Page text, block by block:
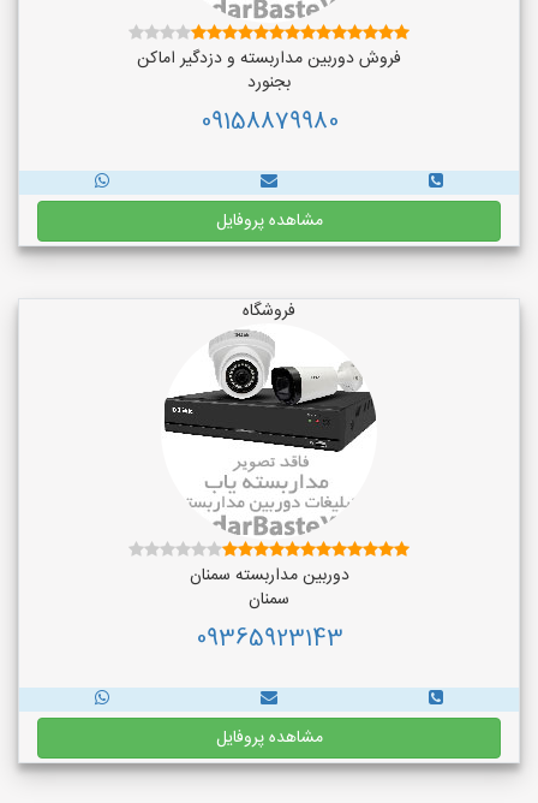
فروش دوربین مداربسته و دزدگیر اماکن
بجنورد
09158879980
مشاهده پروفایل
فروشگاه
دوربین مداربسته سمنان
سمنان
09365923143
مشاهده پروفایل